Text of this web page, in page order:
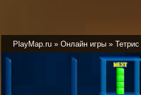
PlayMap.ru » Онлайн игры » Тетрис